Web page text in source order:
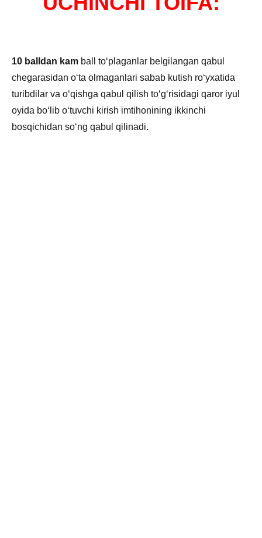
10 balldan kam ball toʻplaganlar belgilangan qabul
chegarasidan oʻta olmaganlari sabab kutish roʻyxatida
turibdilar va oʻqishga qabul qilish toʻgʻrisidagi qaror iyul
oyida boʻlib oʻtuvchi kirish imtihonining ikkinchi
bosqichidan soʻng qabul qilinadi.